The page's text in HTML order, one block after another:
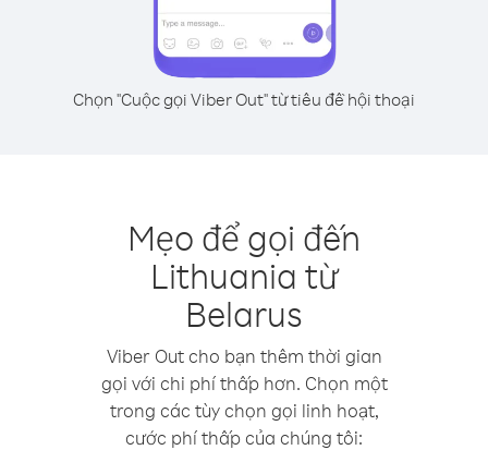
Chọn "Cuộc gọi Viber Out" từ tiêu đề hội thoại
Mẹo để gọi đến
Lithuania từ
Belarus
Viber Out cho bạn thêm thời gian
gọi với chi phí thấp hơn. Chọn một
trong các tùy chọn gọi linh hoạt,
cước phí thấp của chúng tôi: